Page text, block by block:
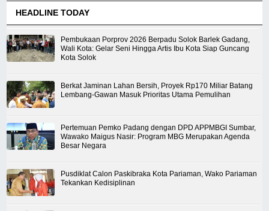
HEADLINE TODAY
Pembukaan Porprov 2026 Berpadu Solok Barlek Gadang,
Wali Kota: Gelar Seni Hingga Artis Ibu Kota Siap Guncang
Kota Solok
Berkat Jaminan Lahan Bersih, Proyek Rp170 Miliar Batang
Lembang-Gawan Masuk Prioritas Utama Pemulihan
Pertemuan Pemko Padang dengan DPD APPMBGI Sumbar,
Wawako Maigus Nasir: Program MBG Merupakan Agenda
Besar Negara
Pusdiklat Calon Paskibraka Kota Pariaman, Wako Pariaman
Tekankan Kedisiplinan